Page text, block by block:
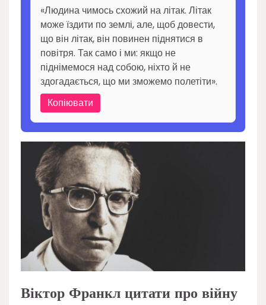
«Людина чимось схожий на літак. Літак
може їздити по землі, але, щоб довести,
що він літак, він повинен піднятися в
повітря. Так само і ми: якщо не
піднімемося над собою, ніхто й не
здогадається, що ми зможемо полетіти».
Копіювати
Віктор Франкл цитати про війну